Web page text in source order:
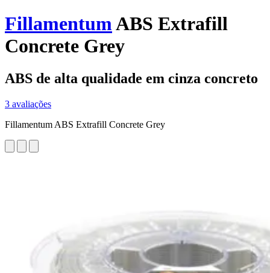
FillamentumABS Extrafill
Concrete Grey
ABS de alta qualidade em cinza concreto
3 avaliações
Fillamentum ABS Extrafill Concrete Grey